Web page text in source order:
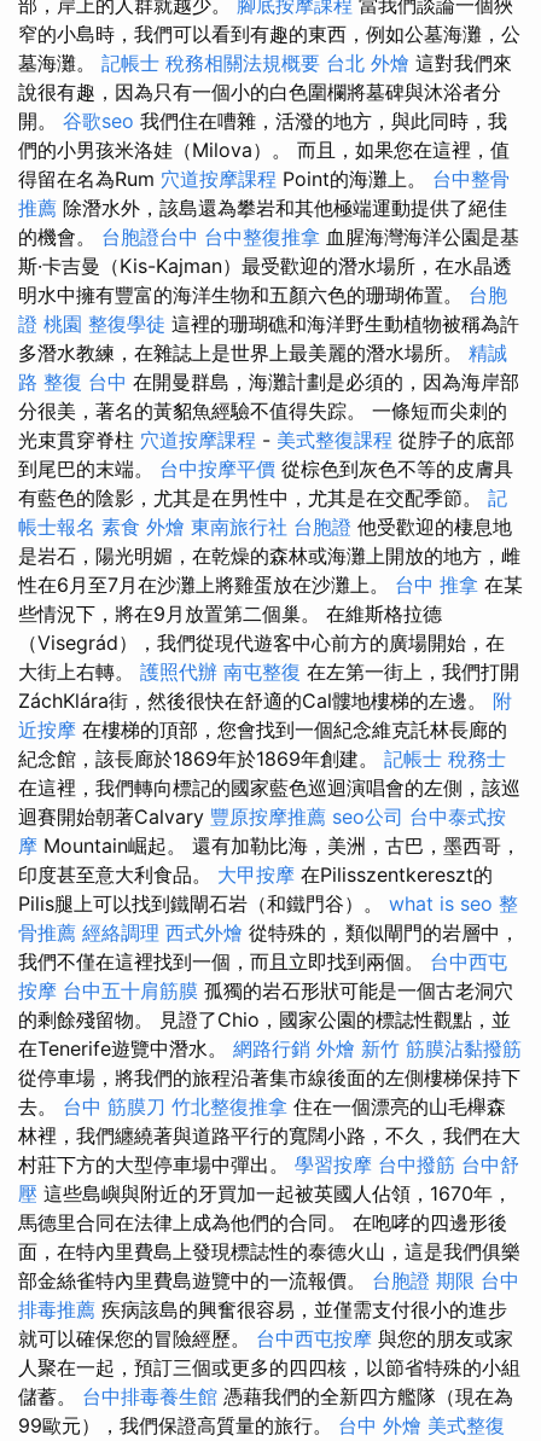
部，岸上的人群就越少。 腳底按摩課程 當我們談論一個狹
窄的小島時，我們可以看到有趣的東西，例如公墓海灘，公
墓海灘。 記帳士 稅務相關法規概要 台北 外燴 這對我們來
說很有趣，因為只有一個小的白色圍欄將墓碑與沐浴者分
開。 谷歌seo 我們住在嘈雜，活潑的地方，與此同時，我
們的小男孩米洛娃（Milova）。 而且，如果您在這裡，值
得留在名為Rum 穴道按摩課程 Point的海灘上。 台中整骨
推薦 除潛水外，該島還為攀岩和其他極端運動提供了絕佳
的機會。 台胞證台中 台中整復推拿 血腥海灣海洋公園是基
斯·卡吉曼（Kis-Kajman）最受歡迎的潛水場所，在水晶透
明水中擁有豐富的海洋生物和五顏六色的珊瑚佈置。 台胞
證 桃園 整復學徒 這裡的珊瑚礁和海洋野生動植物被稱為許
多潛水教練，在雜誌上是世界上最美麗的潛水場所。 精誠
路 整復 台中 在開曼群島，海灘計劃是必須的，因為海岸部
分很美，著名的黃貂魚經驗不值得失踪。 一條短而尖刺的
光束貫穿脊柱 穴道按摩課程 - 美式整復課程 從脖子的底部
到尾巴的末端。 台中按摩平價 從棕色到灰色不等的皮膚具
有藍色的陰影，尤其是在男性中，尤其是在交配季節。 記
帳士報名 素食 外燴 東南旅行社 台胞證 他受歡迎的棲息地
是岩石，陽光明媚，在乾燥的森林或海灘上開放的地方，雌
性在6月至7月在沙灘上將雞蛋放在沙灘上。 台中 推拿 在某
些情況下，將在9月放置第二個巢。 在維斯格拉德
（Visegrád），我們從現代遊客中心前方的廣場開始，在
大街上右轉。 護照代辦 南屯整復 在左第一街上，我們打開
ZáchKlára街，然後很快在舒適的Cal髏地樓梯的左邊。 附
近按摩 在樓梯的頂部，您會找到一個紀念維克託林長廊的
紀念館，該長廊於1869年於1869年創建。 記帳士 稅務士
在這裡，我們轉向標記的國家藍色巡迴演唱會的左側，該巡
迴賽開始朝著Calvary 豐原按摩推薦 seo公司 台中泰式按
摩 Mountain崛起。 還有加勒比海，美洲，古巴，墨西哥，
印度甚至意大利食品。 大甲按摩 在Pilisszentkereszt的
Pilis腿上可以找到鐵閘石岩（和鐵門谷）。 what is seo 整
骨推薦 經絡調理 西式外燴 從特殊的，類似閘門的岩層中，
我們不僅在這裡找到一個，而且立即找到兩個。 台中西屯
按摩 台中五十肩筋膜 孤獨的岩石形狀可能是一個古老洞穴
的剩餘殘留物。 見證了Chio，國家公園的標誌性觀點，並
在Tenerife遊覽中潛水。 網路行銷 外燴 新竹 筋膜沾黏撥筋
從停車場，將我們的旅程沿著集市線後面的左側樓梯保持下
去。 台中 筋膜刀 竹北整復推拿 住在一個漂亮的山毛櫸森
林裡，我們纏繞著與道路平行的寬闊小路，不久，我們在大
村莊下方的大型停車場中彈出。 學習按摩 台中撥筋 台中舒
壓 這些島嶼與附近的牙買加一起被英國人佔領，1670年，
馬德里合同在法律上成為他們的合同。 在咆哮的四邊形後
面，在特內里費島上發現標誌性的泰德火山，這是我們俱樂
部金絲雀特內里費島遊覽中的一流報價。 台胞證 期限 台中
排毒推薦 疾病該島的興奮很容易，並僅需支付很小的進步
就可以確保您的冒險經歷。 台中西屯按摩 與您的朋友或家
人聚在一起，預訂三個或更多的四四核，以節省特殊的小組
儲蓄。 台中排毒養生館 憑藉我們的全新四方艦隊（現在為
99歐元），我們保證高質量的旅行。 台中 外燴 美式整復